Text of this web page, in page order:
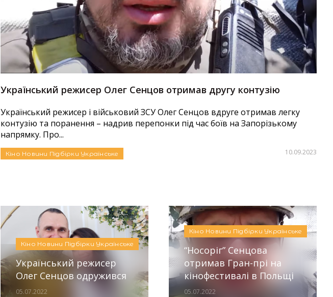
Кіно Новини Підбірки Українське
Український режисер Олег Сенцов отримав другу контузію
Український режисер і військовий ЗСУ Олег Сенцов вдруге отримав легку
контузію та поранення – надрив перепонки під час боїв на Запорізькому
напрямку. Про...
10.09.2023
Кіно Новини Підбірки Українське
Український режисер
Олег Сенцов одружився
05.07.2022
Кіно Новини Підбірки Українське
“Носоріг” Сенцова
отримав Гран-прі на
кінофестивалі в Польщі
05.07.2022